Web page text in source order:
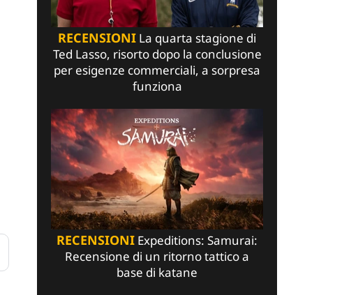
RECENSIONI La quarta stagione di
Ted Lasso, risorto dopo la conclusione
per esigenze commerciali, a sorpresa
funziona
RECENSIONI Expeditions: Samurai:
Recensione di un ritorno tattico a
base di katane